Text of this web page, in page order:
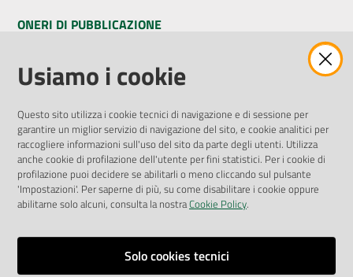
ONERI DI PUBBLICAZIONE
Amministrazione Trasparente
Pubblicità legale
Privacy Policy
Attuazione Misure PNRR
Liste di Attesa
ENTI, IMPRESE E PARTNER
Fatturazione Elettronica
Richiesta Patrocinio
Usiamo i cookie
Questo sito utilizza i cookie tecnici di navigazione e di sessione per
garantire un miglior servizio di navigazione del sito, e cookie analitici per
raccogliere informazioni sull'uso del sito da parte degli utenti. Utilizza
anche cookie di profilazione dell'utente per fini statistici. Per i cookie di
profilazione puoi decidere se abilitarli o meno cliccando sul pulsante
'Impostazioni'. Per saperne di più, su come disabilitare i cookie oppure
abilitarne solo alcuni, consulta la nostraCookie Policy.
Solo cookies tecnici